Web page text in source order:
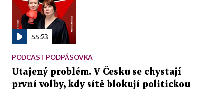
55:23
PODCAST PODPÁSOVKA
Utajený problém. V Česku se chystají
první volby, kdy sítě blokují politickou